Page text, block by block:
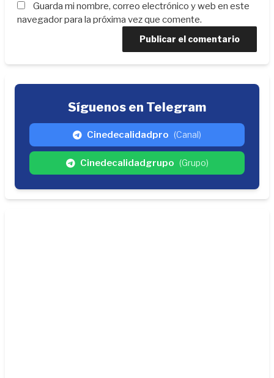
Guarda mi nombre, correo electrónico y web en este
navegador para la próxima vez que comente.
Síguenos en Telegram
Cinedecalidadpro (Canal)
Cinedecalidadgrupo (Grupo)